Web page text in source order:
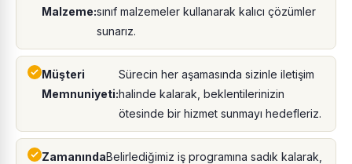
Malzeme:sınıf malzemeler kullanarak kalıcı çözümler
sunarız.
Müşteri
Memnuniyeti:
Sürecin her aşamasında sizinle iletişim
halinde kalarak, beklentilerinizin
ötesinde bir hizmet sunmayı hedefleriz.
ZamanındaBelirlediğimiz iş programına sadık kalarak,